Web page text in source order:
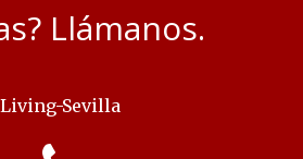
Llámanos.
Living-Sevilla